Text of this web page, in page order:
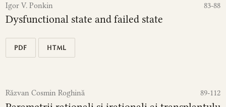
Igor V. Ponkin 83-88
Dysfunctional state and failed state
PDF HTML
Răzvan Cosmin Roghină 89-112